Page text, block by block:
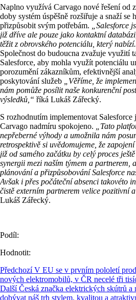
Naplno využívá Carvago nové řešení od
doby systém úspěšně rozšiřuje a snaží se
přizpůsobit svým potřebám.
Salesforce
již dříve ale pouze jako kontaktní
těžit z obrovského potenciálu, který nabízí.
Společnost do budoucna zvažuje využití
Salesforce, aby mohla využít potenciálu
porozumění zákazníkům, efektivnější
poskytování služeb
„Věříme, že
nám pomůže posílit naše konkurenční
výsledků,“ říká Lukáš Zářecký.
S rozhodnutím implementovat Salesforce
Carvago nadmíru spokojeno.
„Tato
nepřeberné výhody a umožnila nám
retrospektivě si uvědomujeme, že
již od samého začátku by celý proces
synergii mezi naším týmem a partnerem,
plánování a přizpůsobování Salesforce
Avšak i přes počáteční absenci takovéto
čistě externím partnerem velice pozitivní
Lukáš Zářecký.
Podíl:
Hodnotit:
Předchozí V EU se v prvním pololetí
nových elektromobilů, v ČR necelé tři
Další Česká značka elektrických skútrů a
dobývat náš trh stylem, kvalitou a